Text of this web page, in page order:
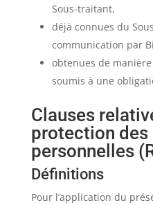
Sous-traitant,
déjà connues du
communication par
obtenues de
soumis à une
Clauses
protection des
personnelles
Définitions
Pour l’application du